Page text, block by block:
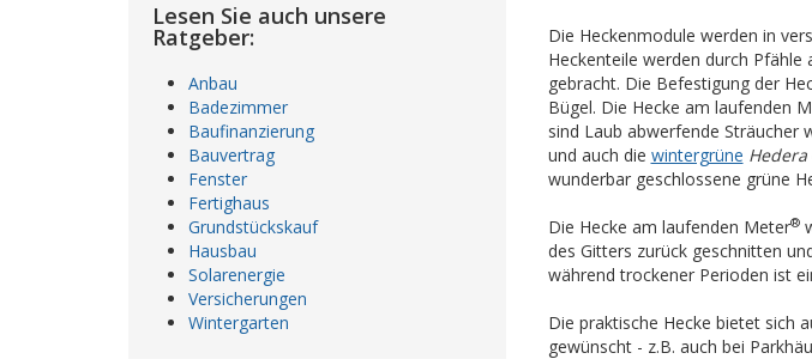
Die Heckenmodule werden in
Heckenteile werden durch
gebracht. Die Befestigung der
Bügel. Die Hecke am laufenden
sind Laub abwerfende Sträucher
und auch die wintergrüne Hedera
wunderbar geschlossene grüne
Die Hecke am laufenden Meter®
des Gitters zurück geschnitten
während trockener Perioden ist
Die praktische Hecke bietet sich
gewünscht - z.B. auch bei
Lesen Sie auch unsere
Ratgeber:
Anbau
Badezimmer
Baufinanzierung
Bauvertrag
Fenster
Fertighaus
Grundstückskauf
Hausbau
Solarenergie
Versicherungen
Wintergarten